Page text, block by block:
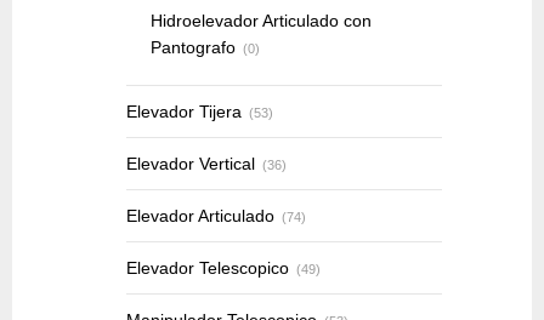
Hidroelevador Articulado con
Pantografo (0)
Elevador Tijera (53)
Elevador Vertical (36)
Elevador Articulado (74)
Elevador Telescopico (49)